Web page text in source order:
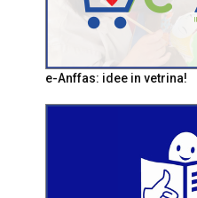
e-Anffas: idee in vetrina!